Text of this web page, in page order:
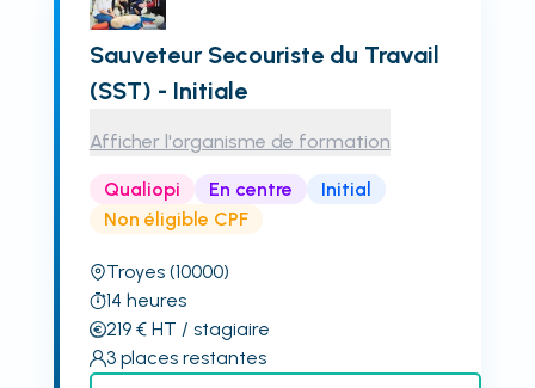
Sauveteur Secouriste du Travail
(SST) - Initiale
Afficher l'organisme de formation
Qualiopi En centre
Initial
Non éligible CPF
Troyes (10000)
14 heures
219€ HT / stagiaire
3 places restantes